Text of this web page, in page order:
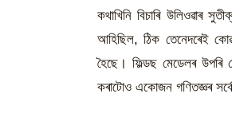
কথাখিনি বিচাৰি উলিওৱাৰ
আহিছিল, ঠিক তেনেদৰেই
হৈছে। ফিল্ডছ মেডেলৰ উপৰি
কৰাটোও একোজন গণিতজ্ঞৰ